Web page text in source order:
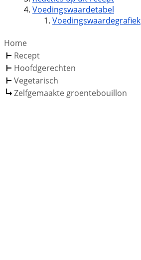
Voedingswaardetabel
Voedingswaardegrafiek
Home
Recept
Hoofdgerechten
Vegetarisch
Zelfgemaakte groentebouillon